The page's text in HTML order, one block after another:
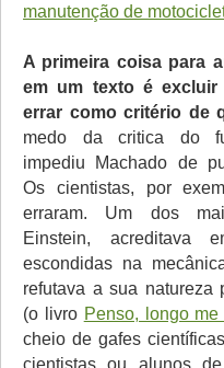
manutenção de
A primeira coisa para
em um texto é
errar como critério de
medo da critica do
impediu Machado de
Os cientistas, por
erraram. Um dos
Einstein, acreditava
escondidas na
refutava a sua natureza
(o livro Penso, longo me
cheio de gafes
cientistas ou alunos